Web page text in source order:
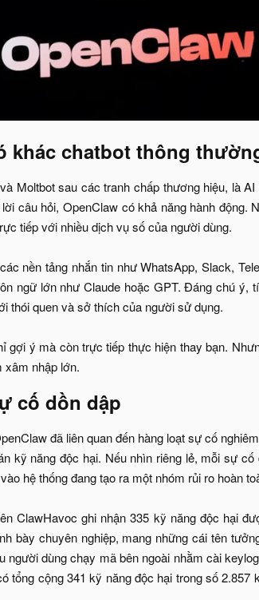
khác chatbot thông
Moltbot sau các tranh chấp thương hiệu, là
câu hỏi, OpenClaw có khả năng hành động.
tiếp với nhiều dịch vụ số của người dùng.
nền tảng nhắn tin như WhatsApp, Slack,
ngữ lớn như Claude hoặc GPT. Đáng chú ý,
thói quen và sở thích của người sử dụng.
ý mà còn trực tiếp thực hiện thay bạn.
xâm nhập lớn.​
cố dồn dập​
đã liên quan đến hàng loạt sự cố
kỹ năng độc hại. Nếu nhìn riêng lẻ, mỗi sự
hệ thống đang tạo ra một nhóm rủi ro hoàn
ClawHavoc ghi nhận 335 kỹ năng độc hại
bày chuyên nghiệp, mang những cái tên
dùng chạy mã bên ngoài nhằm cài
tổng cộng 341 kỹ năng độc hại trong số